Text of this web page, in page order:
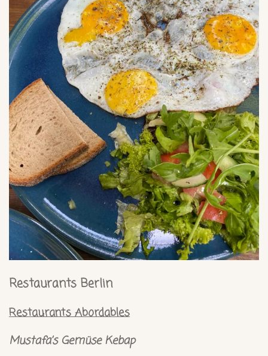
Restaurants Berlin
Restaurants Abordables
Mustafa’s Gemüse Kebap